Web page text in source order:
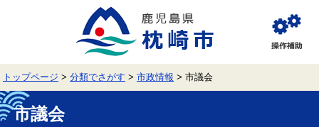
で
す。
ば
し
て
本
覧
補
トップページ > 分類でさがす > 市政情報 > 市議会
本
文 市議会